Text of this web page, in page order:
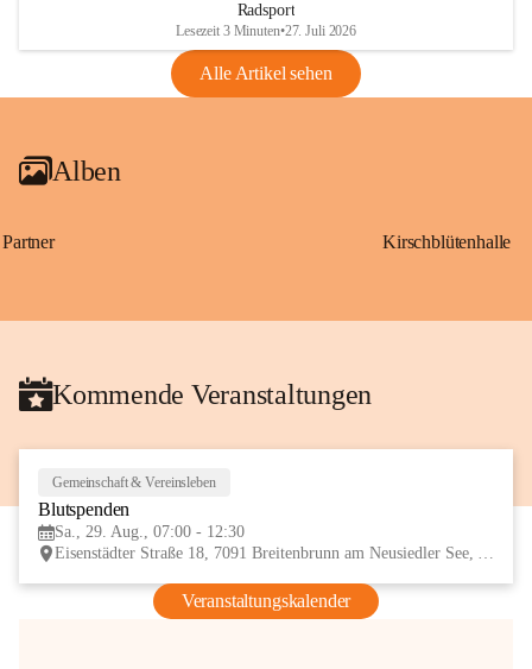
VBl. EU Nr. 18_2026
Radsport
Lesezeit 3 Minuten•27. Juli 2026
Alle Artikel sehen
Alben
Partner Kirschblütenhalle
Kommende Veranstaltungen
Gemeinschaft & Vereinsleben
Blutspenden
Sa., 29. Aug., 07:00 - 12:30
Eisenstädter Straße 18, 7091 Breitenbrunn am Neusiedler See, AUT
Veranstaltungskalender